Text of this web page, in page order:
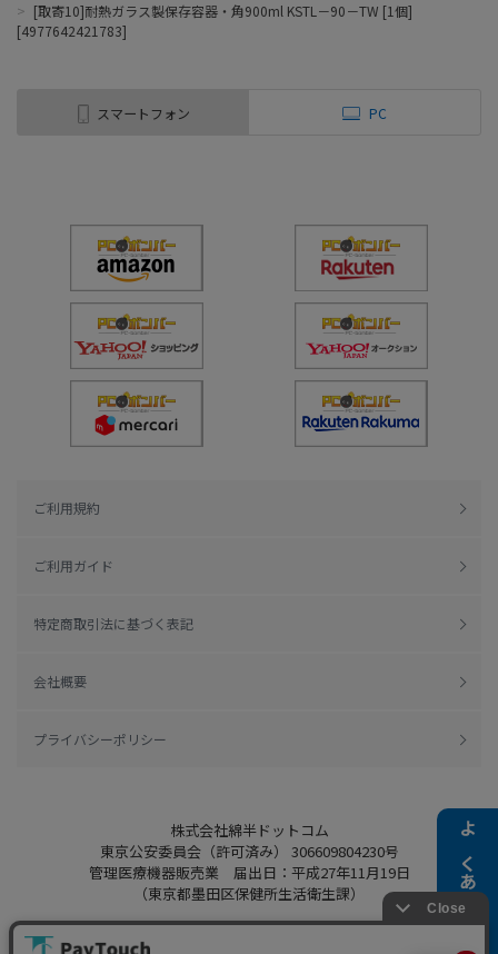
よくある質問
> [取寄10]耐熱ガラス製保存容器・角900ml KSTL－90－TW [1個]
[4977642421783]
スマートフォン PC
ご利用規約
ご利用ガイド
特定商取引法に基づく表記
会社概要
プライバシーポリシー
株式会社綿半ドットコム
東京公安委員会（許可済み） 306609804230号
管理医療機器販売業 届出日：平成27年11月19日
（東京都墨田区保健所生活衛生課）